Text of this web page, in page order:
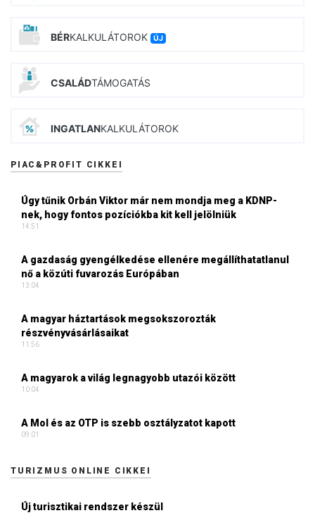
BÉRKALKULÁTOROK ÚJ
CSALÁDTÁMOGATÁS
INGATLANKALKULÁTOROK
PIAC&PROFIT CIKKEI
Úgy tűnik Orbán Viktor már nem mondja meg a KDNP-
nek, hogy fontos pozíciókba kit kell jelölniük
14:51
A gazdaság gyengélkedése ellenére megállíthatatlanul
nő a közúti fuvarozás Európában
13:04
A magyar háztartások megsokszorozták
részvényvásárlásaikat
11:56
A magyarok a világ legnagyobb utazói között
10:04
A Mol és az OTP is szebb osztályzatot kapott
09:01
TURIZMUS ONLINE CIKKEI
Új turisztikai rendszer készül